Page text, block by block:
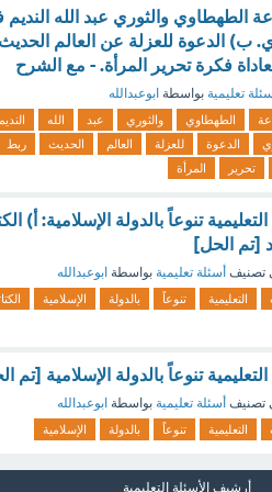
الطهطاوي والثوري عبد الله النديم
ب) الدعوة للعزلة عن العالم
فكرة تحرير المرأة. - مع الشرح
أسئلة تعليمية بواسطة ابوعبدالله
الطهطاوي والثوري عبد الله النديم
الدعوة للعزلة العالم الحديث ربط
تحرير المرأة
تنوعاً بالدولة الإسلامية: أ)
[تم الحل]
تصنيف أسئلة تعليمية بواسطة ابوعبدالله
التعليمية تنوعاً بالدولة الإسلامية
تنوعاً بالدولة الإسلامية [تم
تصنيف أسئلة تعليمية بواسطة ابوعبدالله
التعليمية تنوعاً بالدولة الإسلامية
أرشيف الأسئلة التعليمية